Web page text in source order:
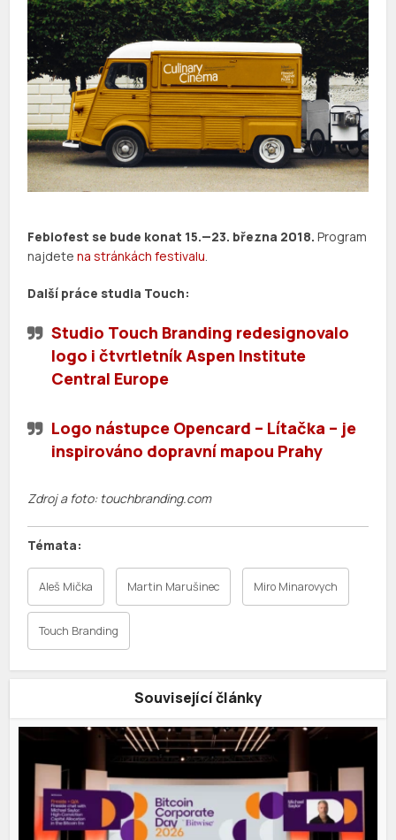
Febiofest se bude konat 15.—23. března 2018. Program
najdetena stránkách festivalu.
Další práce studia Touch:
Studio Touch Branding redesignovalo
logo i čtvrtletník Aspen Institute
Central Europe
Logo nástupce Opencard – Lítačka – je
inspirováno dopravní mapou Prahy
Zdroj a foto: touchbranding.com
Aleš Mička Martin Marušinec Miro Minarovych
Touch Branding
Související články